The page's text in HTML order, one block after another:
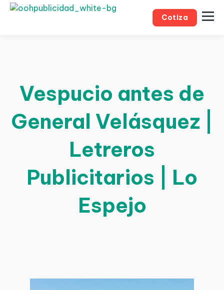
Cotiza
Vespucio antes de
General Velásquez |
Letreros
Publicitarios | Lo
Espejo